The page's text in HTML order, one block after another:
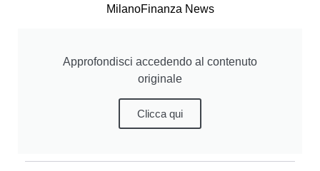
MilanoFinanza News
Approfondisci accedendo al contenuto
originale
Clicca qui